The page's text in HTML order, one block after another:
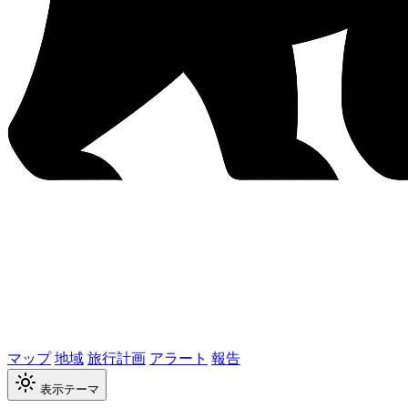
マップ地域旅行計画 アラート 報告
表示テーマ